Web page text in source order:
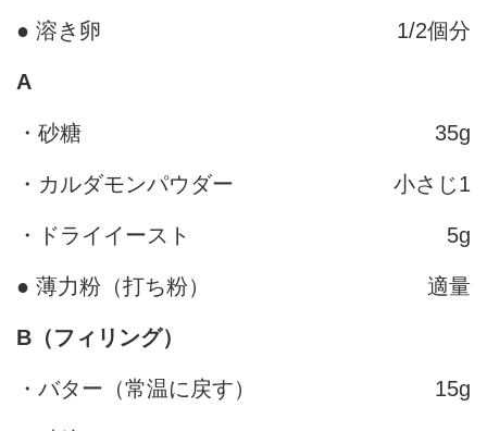
● 溶き卵 1/2個分
A
・砂糖 35g
・カルダモンパウダー 小さじ1
・ドライイースト 5g
● 薄力粉（打ち粉） 適量
B（フィリング）
・バター（常温に戻す） 15g